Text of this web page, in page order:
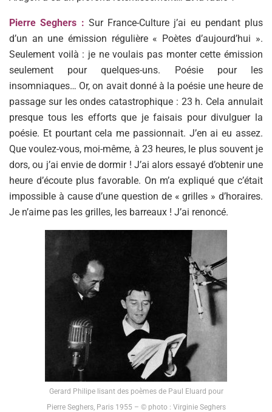
Pierre Seghers : Sur France-Culture j’ai eu pendant plus
d’un an une émission régulière « Poètes d’aujourd’hui ».
Seulement voilà : je ne voulais pas monter cette émission
seulement pour quelques-uns. Poésie pour les
insomniaques… Or, on avait donné à la poésie une heure de
passage sur les ondes catastrophique : 23 h. Cela annulait
presque tous les efforts que je faisais pour divulguer la
poésie. Et pourtant cela me passionnait. J’en ai eu assez.
Que voulez-vous, moi-même, à 23 heures, le plus souvent je
dors, ou j’ai envie de dormir ! J’ai alors essayé d’obtenir une
heure d’écoute plus favorable. On m’a expliqué que c’était
impossible à cause d’une question de « grilles » d’horaires.
Je n’aime pas les grilles, les barreaux ! J’ai renoncé.
Gerard Philipe lisant des poèmes de Paul Eluard pour
Pierre Seghers, Paris 1955 – © photo : Virginie Seghers